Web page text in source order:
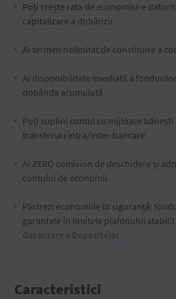
Poți crește rata de economisire
capitalizare a dobânzii
Ai termen nelimitat de constituire a
Ai disponibilitate imediată a
dobânda acumulată
Poți suplini contul cu mijloace
transferuri intra/inter-bancare
Ai ZERO comision de deschidere și
contului de economii
Păstrezi economiile în siguranță:
garantate în limitele plafonului stabilit
Garantare a Depozitelor
Caracteristici